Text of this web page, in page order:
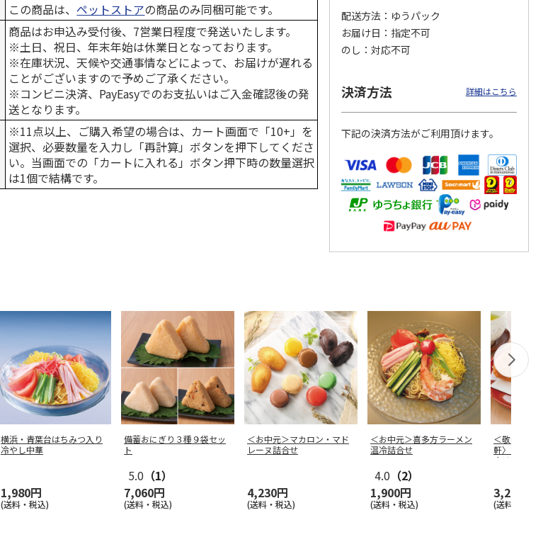
この商品は、ペットストアの商品のみ同梱可能です。
商品はお申込み受付後、7営業日程度で発送いたします。
※土日、祝日、年末年始は休業日となっております。
※在庫状況、天候や交通事情などによって、お届けが遅れる
ことがございますので予めご了承ください。
※コンビニ決済、PayEasyでのお支払いはご入金確認後の発
送となります。
※11点以上、ご購入希望の場合は、カート画面で「10+」を
選択、必要数量を入力し「再計算」ボタンを押下してくださ
い。当画面での「カートに入れる」ボタン押下時の数量選択
は1個で結構です。
配送方法
ゆうパック
お届け日
指定不可
のし
対応不可
決済方法 詳細はこちら
下記の決済方法がご利用頂けます。
横浜・青葉台はちみつ入り
冷やし中華
1,980円
(送料・税込)
備蓄おにぎり３種９袋セッ
ト
5.0 （1）
7,060円
(送料・税込)
＜お中元＞マカロン・マド
レーヌ詰合せ
4,230円
(送料・税込)
＜お中元＞喜多方ラーメン
温冷詰合せ
4.0 （2）
1,900円
(送料・税込)
＜敬老の日
軒〉ちいさ
合せ
3,240円
(送料・税込)